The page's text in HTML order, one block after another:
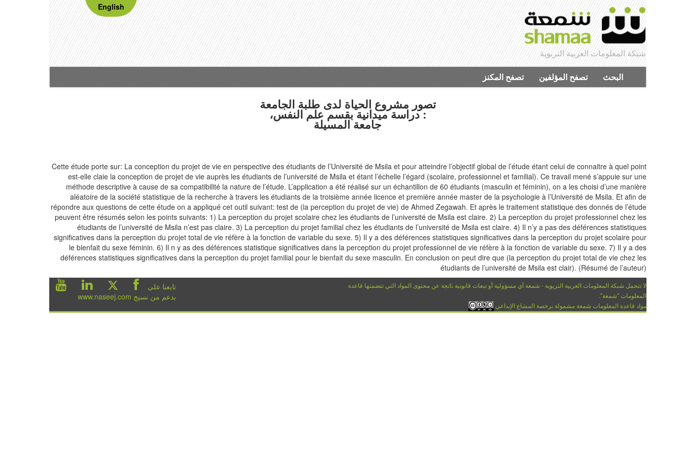
English
شبكة المعلومات العربية التربوية
البحث تصفح المؤلفين تصفح المكنز
تصور مشروع الحياة لدى طلبة الجامعة
: دراسة ميدانية بقسم علم النفس،
جامعة المسيلة
Cette étude porte sur: La conception du projet de vie en perspective des étudiants de l’Université de Msila et pour atteindre l’objectif global de l’étude étant celui de connaitre à quel point
est-elle claie la conception de projet de vie auprès les étudiants de l’université de Msila et étant l’échelle l’égard (scolaire, professionnel et familial). Ce travail mené s’appuie sur une
méthode descriptive à cause de sa compatibilité la nature de l’étude. L’application a été réalisé sur un échantillon de 60 étudiants (masculin et féminin), on a les choisi d’une manière
aléatoire de la société statistique de la recherche à travers les étudiants de la troisième année licence et première année master de la psychologie à l’Université de Msila. Et afin de
répondre aux questions de cette étude on a appliqué cet outil suivant: test de (la perception du projet de vie) de Ahmed Zegawah. Et après le traitement statistique des donnés de l’étude
peuvent être résumés selon les points suivants: 1) La perception du projet scolaire chez les étudiants de l’université de Msila est claire. 2) La perception du projet professionnel chez les
étudiants de l’université de Msila n’est pas claire. 3) La perception du projet familial chez les étudiants de l’université de Msila est claire. 4) Il n’y a pas des déférences statistiques
significatives dans la perception du projet total de vie réfère à la fonction de variable du sexe. 5) Il y a des déférences statistiques significatives dans la perception du projet scolaire pour
le bienfait du sexe féminin. 6) Il n y as des déférences statistique significatives dans la perception du projet professionnel de vie réfère à la fonction de variable du sexe. 7) Il y a des
déférences statistiques significatives dans la perception du projet familial pour le bienfait du sexe masculin. En conclusion on peut dire que (la perception du projet total de vie chez les
étudiants de l’université de Msila est clair). (Résumé de l’auteur)
لا تتحمل شبكة المعلومات العربية التربوية - شمعة أي مسؤولية أو تبعات قانونية ناتجة عن محتوى المواد التي تتضمنها قاعدة
المعلومات "شمعة".
مواد قاعدة المعلومات شمعة مشمولة برخصة المشاع الإبداعي
تابعنا على
بدعم من نسيج www.naseej.com